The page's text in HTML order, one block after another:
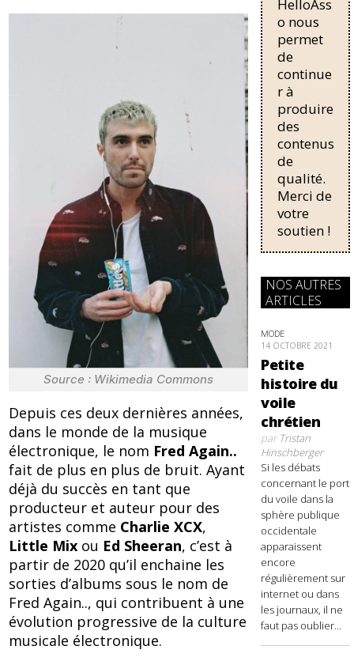
b sk
Source : Wikimedia Commons
Depuis ces deux dernières années,
dans le monde de la musique
électronique, le nom Fred Again..
fait de plus en plus de bruit. Ayant
déjà du succès en tant que
producteur et auteur pour des
artistes comme Charlie XCX,
Little Mix ou Ed Sheeran, c’est à
partir de 2020 qu’il enchaine les
sorties d’albums sous le nom de
Fred Again.., qui contribuent à une
évolution progressive de la culture
musicale électronique.
pour une
régularisati
on,
passant de
trois...
HelloAss
o nous
permet
de
continue
r à
produire
des
contenus
de
qualité.
Merci de
votre
soutien !
NOS AUTRES
ARTICLES
MODE
14 OCTOBRE 2021
Petite
histoire du
voile
chrétien
parTristan
Hinschberger
Si les débats
concernant le port
du voile dans la
sphère publique
occidentale
apparaissent
encore
régulièrement sur
internet ou dans
les journaux, il ne
faut pas oublier...